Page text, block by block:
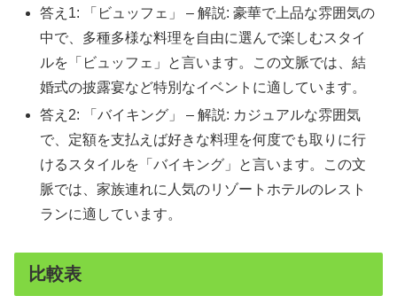
答え1: 「ビュッフェ」 – 解説: 豪華で上品な雰囲気の
中で、多種多様な料理を自由に選んで楽しむスタイ
ルを「ビュッフェ」と言います。この文脈では、結
婚式の披露宴など特別なイベントに適しています。
答え2: 「バイキング」 – 解説: カジュアルな雰囲気
で、定額を支払えば好きな料理を何度でも取りに行
けるスタイルを「バイキング」と言います。この文
脈では、家族連れに人気のリゾートホテルのレスト
ランに適しています。
比較表